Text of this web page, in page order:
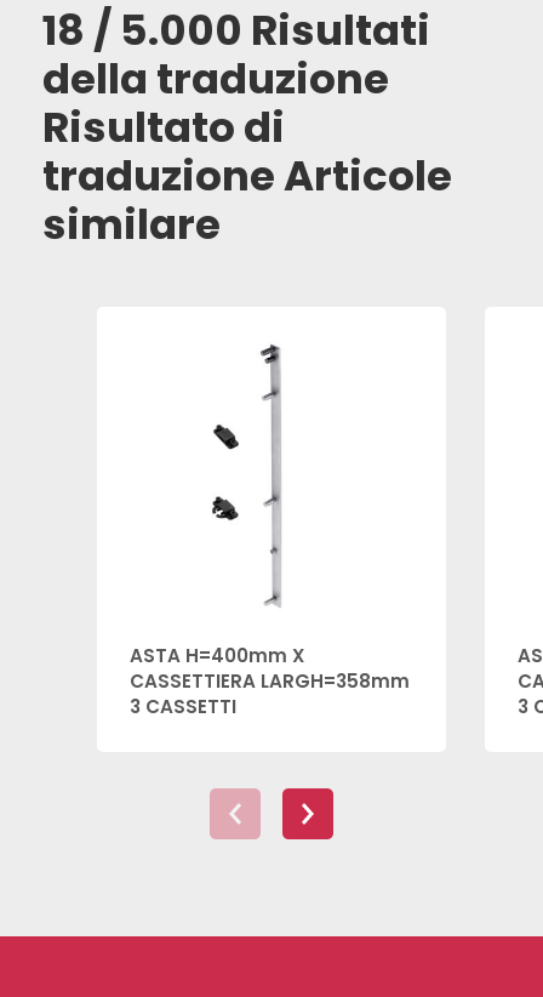
18 / 5.000 Risultati
della traduzione
Risultato di
traduzione Articole
similare
ASTA H=400mm X
CASSETTIERA LARGH=358mm
3 CASSETTI
3